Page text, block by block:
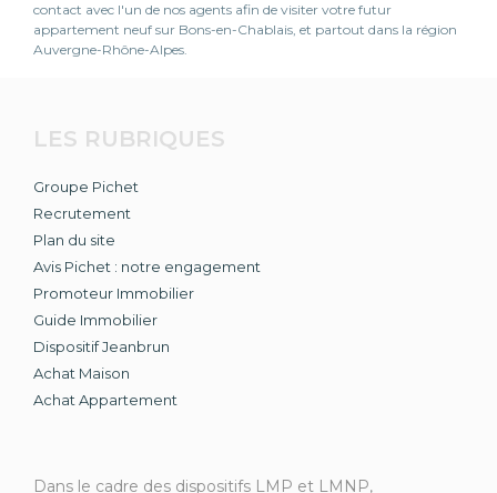
contact avec l'un de nos agents afin de visiter votre futur
appartement neuf sur Bons-en-Chablais, et partout dans la région
Auvergne-Rhône-Alpes.
LES RUBRIQUES
Groupe Pichet
Recrutement
Plan du site
Avis Pichet : notre engagement
Promoteur Immobilier
Guide Immobilier
Dispositif Jeanbrun
Achat Maison
Achat Appartement
Dans le cadre des dispositifs LMP et LMNP,